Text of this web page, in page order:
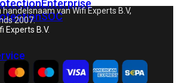
Enterprise
SOCvan Wifi Experts B.V,
2007.
Experts B.V.